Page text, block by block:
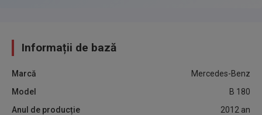
Informații de bază
Marcă
Mercedes-Benz
Model
B 180
Anul de producție
2012 an